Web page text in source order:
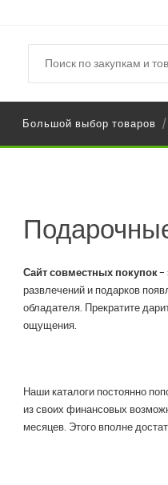
Большой выбор товаров /
Сайт совместных покупок-
развлечений и подарков
обладателя. Прекратите
ощущения.
Наши каталоги постоянно
из своих финансовых
месяцев. Этого вполне